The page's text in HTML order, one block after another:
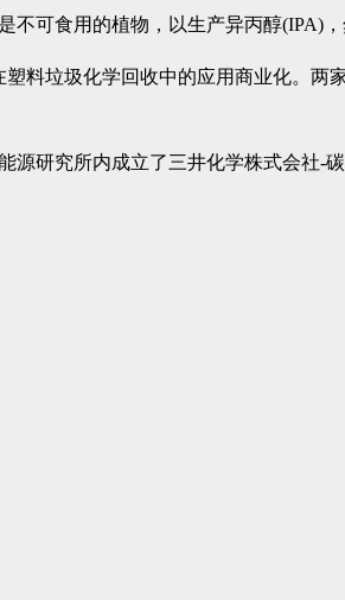
可食用的植物，以生产异丙醇(IPA)，
料垃圾化学回收中的应用商业化。
研究所内成立了三井化学株式会社-